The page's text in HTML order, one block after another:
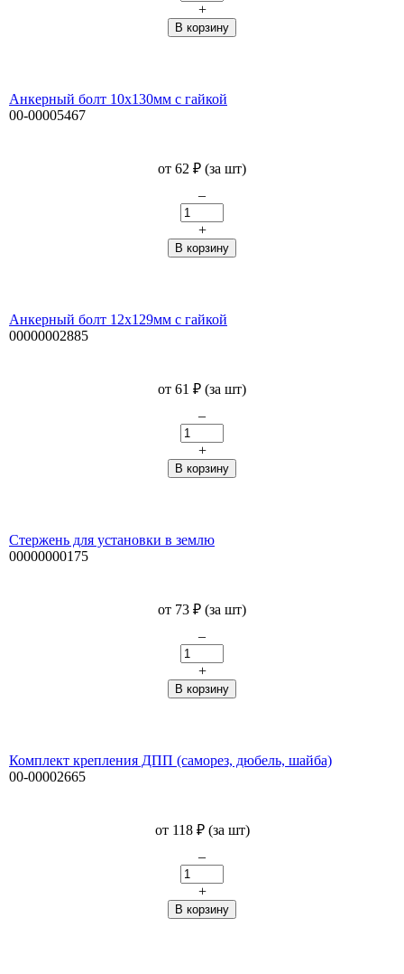
+
Анкерный болт 10х130мм с гайкой
00-00005467
от 62 ₽ (за шт)
–
+
Анкерный болт 12х129мм с гайкой
00000002885
от 61 ₽ (за шт)
–
+
Стержень для установки в землю
00000000175
от 73 ₽ (за шт)
–
+
Комплект крепления ДПП (саморез, дюбель, шайба)
00-00002665
от118 ₽ (за шт)
–
+